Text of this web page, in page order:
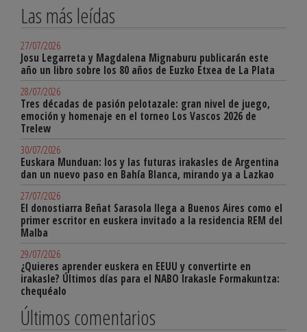
Las más leídas
27/07/2026
Josu Legarreta y Magdalena Mignaburu publicarán este
año un libro sobre los 80 años de Euzko Etxea de La Plata
28/07/2026
Tres décadas de pasión pelotazale: gran nivel de juego,
emoción y homenaje en el torneo Los Vascos 2026 de
Trelew
30/07/2026
Euskara Munduan: los y las futuras irakasles de Argentina
dan un nuevo paso en Bahía Blanca, mirando ya a Lazkao
27/07/2026
El donostiarra Beñat Sarasola llega a Buenos Aires como el
primer escritor en euskera invitado a la residencia REM del
Malba
29/07/2026
¿Quieres aprender euskera en EEUU y convertirte en
irakasle? Últimos días para el NABO Irakasle Formakuntza:
chequéalo
Últimos comentarios